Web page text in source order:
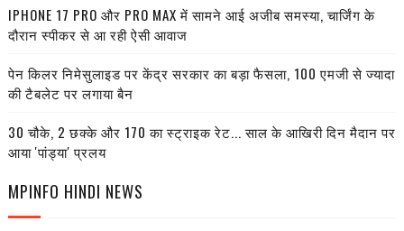
IPHONE 17 PRO और PRO MAX में सामने आई अजीब समस्या, चार्जिंग के
दौरान स्पीकर से आ रही ऐसी आवाज
पेन किलर निमेसुलाइड पर केंद्र सरकार का बड़ा फैसला, 100 एमजी से ज्यादा
की टैबलेट पर लगाया बैन
30 चौके, 2 छक्के और 170 का स्ट्राइक रेट... साल के आखिरी दिन मैदान पर
आया 'पांड्या' प्रलय
MPINFO HINDI NEWS